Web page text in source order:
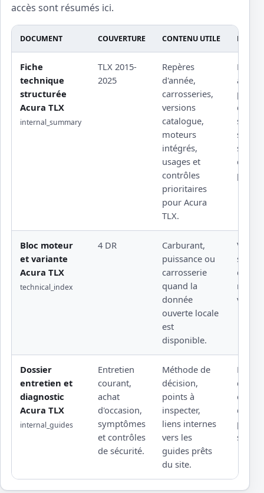
accès sont résumés ici.
DOCUMENT COUVERTURE CONTENU UTILE
Fiche
technique
structurée
Acura TLX
internal_summary
TLX 2015-
2025
Repères
d'année,
carrosseries,
versions
catalogue,
moteurs
intégrés,
usages et
contrôles
prioritaires
pour Acura
TLX.
atelier
Bloc moteur
et variante
Acura TLX
technical_index
4 DR
Carburant,
puissance ou
carrosserie
quand la
donnée
ouverte locale
est
disponible.
Dossier
entretien et
diagnostic
Acura TLX
internal_guides
Entretien
courant,
achat
d'occasion,
symptômes
et contrôles
de sécurité.
Méthode de
décision,
points à
inspecter,
liens internes
vers les
guides prêts
du site.
d'une
d'un
sous